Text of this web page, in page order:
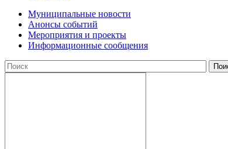
Муниципальные новости
Анонсы событий
Мероприятия и проекты
Информационные сообщения